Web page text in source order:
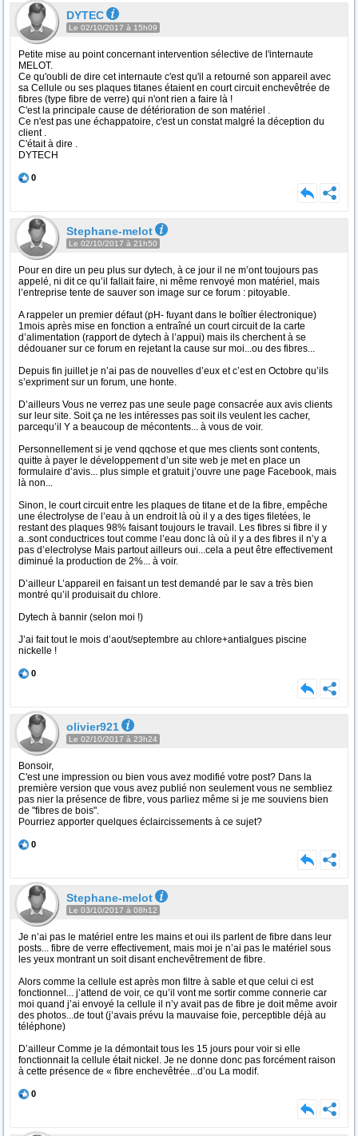
DYTEC
Le 02/10/2017 à 15h09
Petite mise au point concernant intervention sélective de l'internaute
MELOT.
Ce qu'oubli de dire cet internaute c'est qu'il a retourné son appareil avec
sa Cellule ou ses plaques titanes étaient en court circuit enchevêtrée de
fibres (type fibre de verre) qui n'ont rien a faire là !
C'est la principale cause de détérioration de son matériel .
Ce n'est pas une échappatoire, c'est un constat malgré la déception du
client .
C'était à dire .
DYTECH
0
Stephane-melot
Le 02/10/2017 à 21h50
Pour en dire un peu plus sur dytech, à ce jour il ne m’ont toujours pas
appelé, ni dit ce qu’il fallait faire, ni même renvoyé mon matériel, mais
l’entreprise tente de sauver son image sur ce forum : pitoyable.
A rappeler un premier défaut (pH- fuyant dans le boîtier électronique)
1mois après mise en fonction a entraîné un court circuit de la carte
d’alimentation (rapport de dytech à l’appui) mais ils cherchent à se
dédouaner sur ce forum en rejetant la cause sur moi...ou des fibres...
Depuis fin juillet je n’ai pas de nouvelles d’eux et c’est en Octobre qu’ils
s’expriment sur un forum, une honte.
D’ailleurs Vous ne verrez pas une seule page consacrée aux avis clients
sur leur site. Soit ça ne les intéresses pas soit ils veulent les cacher,
parcequ’il Y a beaucoup de mécontents... à vous de voir.
Personnellement si je vend qqchose et que mes clients sont contents,
quitte à payer le développement d’un site web je met en place un
formulaire d’avis... plus simple et gratuit j’ouvre une page Facebook, mais
là non...
Sinon, le court circuit entre les plaques de titane et de la fibre, empêche
une électrolyse de l’eau à un endroit là où il y a des tiges filetées, le
restant des plaques 98% faisant toujours le travail. Les fibres si fibre il y
a..sont conductrices tout comme l’eau donc là où il y a des fibres il n’y a
pas d’electrolyse Mais partout ailleurs oui...cela a peut être effectivement
diminué la production de 2%... à voir.
D’ailleur L’appareil en faisant un test demandé par le sav a très bien
montré qu’il produisait du chlore.
Dytech à bannir (selon moi !)
J’ai fait tout le mois d’aout/septembre au chlore+antialgues piscine
nickelle !
0
olivier921
Le 02/10/2017 à 23h24
Bonsoir,
C'est une impression ou bien vous avez modifié votre post? Dans la
première version que vous avez publié non seulement vous ne sembliez
pas nier la présence de fibre, vous parliez même si je me souviens bien
de "fibres de bois".
Pourriez apporter quelques éclaircissements à ce sujet?
0
Stephane-melot
Le 03/10/2017 à 08h12
Je n’ai pas le matériel entre les mains et oui ils parlent de fibre dans leur
posts... fibre de verre effectivement, mais moi je n’ai pas le matériel sous
les yeux montrant un soit disant enchevêtrement de fibre.
Alors comme la cellule est après mon filtre à sable et que celui ci est
fonctionnel... j’attend de voir, ce qu’il vont me sortir comme connerie car
moi quand j’ai envoyé la cellule il n’y avait pas de fibre je doit même avoir
des photos...de tout (j’avais prévu la mauvaise foie, perceptible déjà au
téléphone)
D’ailleur Comme je la démontait tous les 15 jours pour voir si elle
fonctionnait la cellule était nickel. Je ne donne donc pas forcément raison
à cette présence de « fibre enchevêtrée...d’ou La modif.
0